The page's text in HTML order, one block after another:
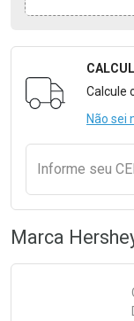
Formulário
Calcule
Não sei
Informe seu
Marca